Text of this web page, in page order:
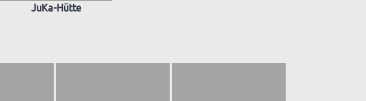
JuKa-Hütte